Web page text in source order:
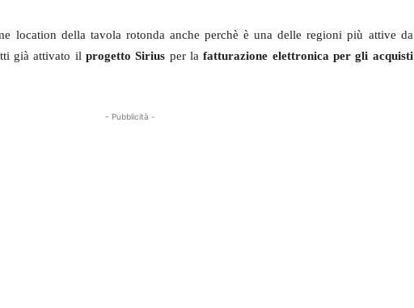
location della tavola rotonda anche perchè è una delle regioni più attive da
già attivato il progetto Sirius per la fatturazione elettronica per gli acquisti
- Pubblicità -